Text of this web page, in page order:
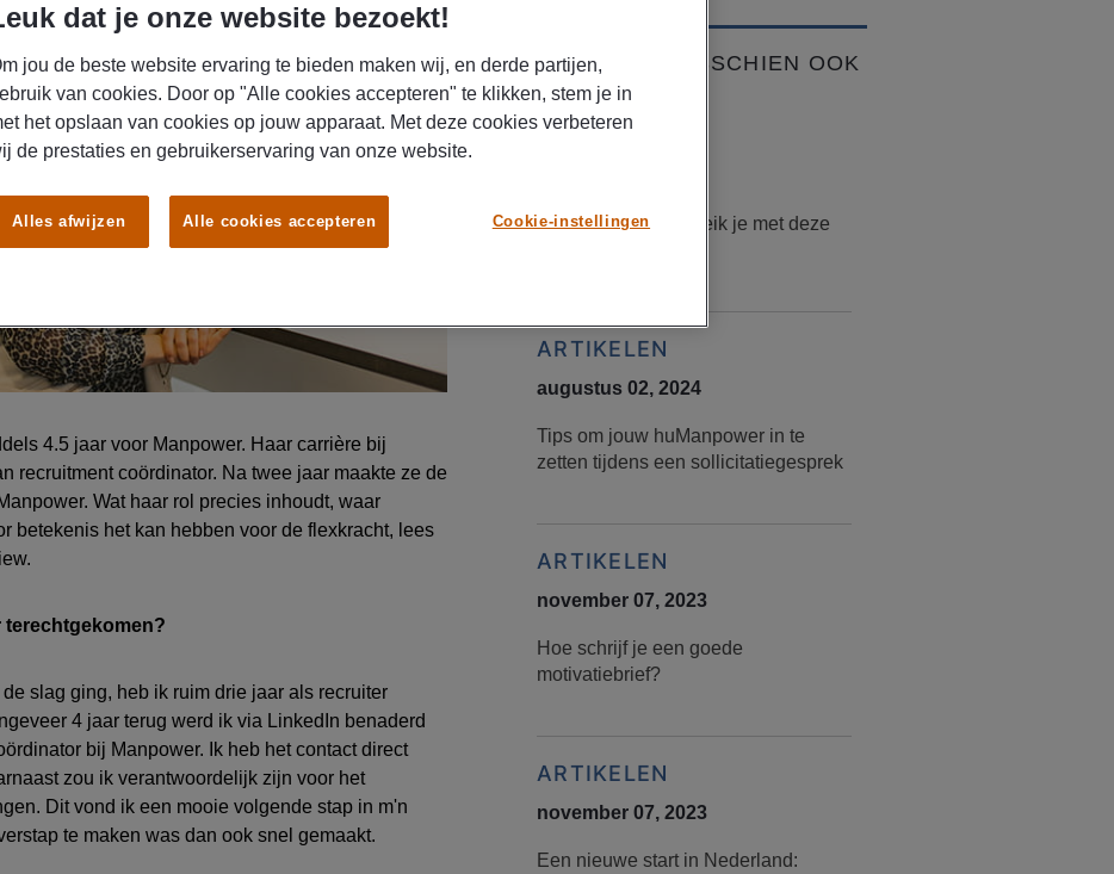
4.5 jaar voor Manpower. Haar carrière bij
recruitment coördinator. Na twee jaar maakte ze de
Wat haar rol precies inhoudt, waar
betekenis hetkan hebben voor de flexkracht, lees
terechtgekomen?
slag ging, heb ik ruim drie jaar als recruiter
4 jaar terug werd ik via LinkedIn benaderd
bij Manpower.
Ik heb het contact direct
zou ik verantwoordelijk zijn voor het
Dit vond ik een mooie volgende stap in m'n
te maken was dan ook snel gemaakt.
DIT VIND JE MISSCHIEN OOK
LEUK
ARTIKELEN
Goed teamwork bereik je met deze
ARTIKELEN
augustus 02, 2024
Tips om jouw huManpower in te
zetten tijdens een sollicitatiegesprek
ARTIKELEN
november 07, 2023
Hoe schrijf je een goede
motivatiebrief?
ARTIKELEN
november 07, 2023
Een nieuwe start in Nederland:
dat je onze website bezoekt!
jou de beste website ervaring te bieden maken wij, en derde partijen,
van cookies. Door op "Alle cookies accepteren" te klikken, stem je in
het opslaan van cookies op jouw apparaat. Met deze cookies verbeteren
de prestaties en gebruikerservaring van onze website.
Cookie-instellingen
Alles afwijzen Alle cookies accepteren